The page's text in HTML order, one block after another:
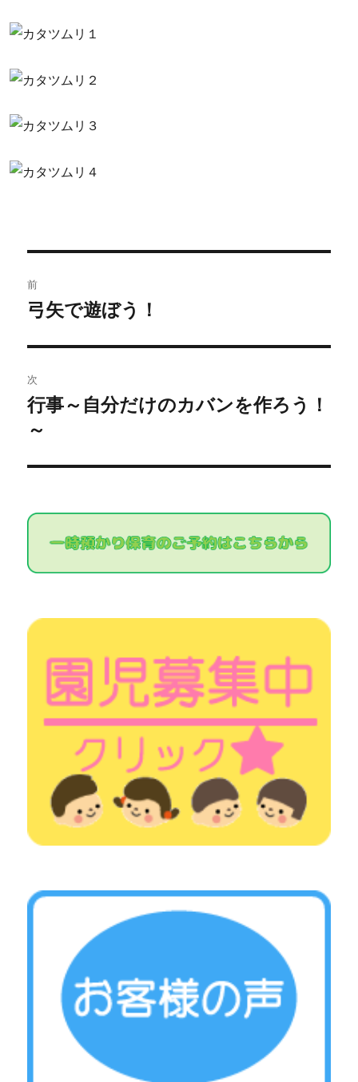
稿
ビ
ゲ
ー
シ
前
過
の
投
稿:
弓矢で遊ぼう！
次
次
の
稿:
行事～自分だけのカバンを作ろう！
～